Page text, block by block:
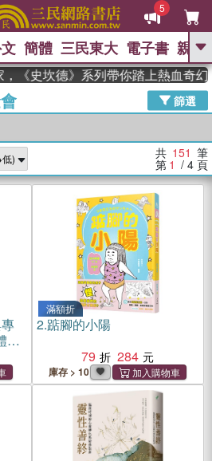
5
GO
熱搜： 高希均教授回憶錄
、 The Odyssey 、 父親節 、 如果歷
獎 臺灣漫遊錄 、 方念華 、 台灣的李
登輝時代
數學女孩：黎曼猜想 、
偉大的迷走神經
簡體 三民東大 電子書 親子
德》系列帶你踏上熱血奇幻旅程
篩選
共 151 筆
第 1 / 4 頁
滿額折
2.踮腳的小陽
79
284
庫存 > 10